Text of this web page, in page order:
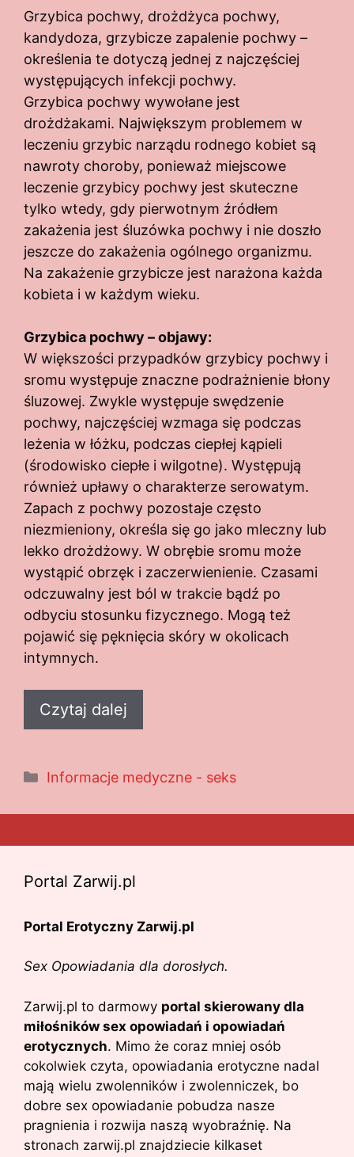
Grzybica pochwy, drożdżyca pochwy,
kandydoza, grzybicze zapalenie pochwy –
określenia te dotyczą jednej z najczęściej
występujących infekcji pochwy.
Grzybica pochwy wywołane jest
drożdżakami. Największym problemem w
leczeniu grzybic narządu rodnego kobiet są
nawroty choroby, ponieważ miejscowe
leczenie grzybicy pochwy jest skuteczne
tylko wtedy, gdy pierwotnym źródłem
zakażenia jest śluzówka pochwy i nie doszło
jeszcze do zakażenia ogólnego organizmu.
Na zakażenie grzybicze jest narażona każda
kobieta i w każdym wieku.
Grzybica pochwy – objawy:
W większości przypadków grzybicy pochwy i
sromu występuje znaczne podrażnienie błony
śluzowej. Zwykle występuje swędzenie
pochwy, najczęściej wzmaga się podczas
leżenia w łóżku, podczas ciepłej kąpieli
(środowisko ciepłe i wilgotne). Występują
również upławy o charakterze serowatym.
Zapach z pochwy pozostaje często
niezmieniony, określa się go jako mleczny lub
lekko drożdżowy. W obrębie sromu może
wystąpić obrzęk i zaczerwienienie. Czasami
odczuwalny jest ból w trakcie bądź po
odbyciu stosunku fizycznego. Mogą też
pojawić się pęknięcia skóry w okolicach
intymnych.
Czytaj dalej
Kategorie
Informacje medyczne - seks
Portal Zarwij.pl
Portal Erotyczny Zarwij.pl
Sex Opowiadania dla dorosłych.
Zarwij.pl to darmowy portal skierowany dla
miłośników sex opowiadań i opowiadań
erotycznych. Mimo że coraz mniej osób
cokolwiek czyta, opowiadania erotyczne nadal
mają wielu zwolenników i zwolenniczek, bo
dobre sex opowiadanie pobudza nasze
pragnienia i rozwija naszą wyobraźnię. Na
stronach zarwij.pl znajdziecie kilkaset